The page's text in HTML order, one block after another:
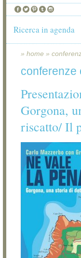
Ricerca in agenda
» home »
conferenze
Gorgona,
riscatto/ Il